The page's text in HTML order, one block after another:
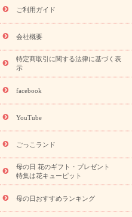
敬老の日におくる花ギフト・
花ギフト・プレゼント特集
敬
老の日 花鉢植えのギフト・プレ
フト・プレゼント特集
敬老の
ペーン
映画『ウォーターガー
「きょう誕生日なんです」キ
誕生日フラワーギフト 誕生
9月の誕生
ら探す
お祝いの花特集
念日
結婚祝い 出産祝い
寿祝い
プチギフト ペット
供え・お悔やみ商品一覧
お
ご利用ガイド
会社概要
特定商取引に関する法律に基づく表
示
facebook
YouTube
ごっこランド
母の日 花のギフト・プレゼント
特集は花キューピット
母の日おすすめランキング